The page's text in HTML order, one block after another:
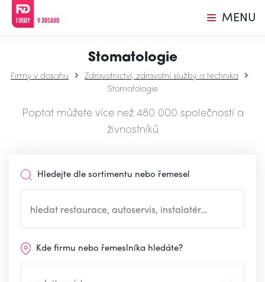
MENU
Stomatologie
Firmy v dosahu
Zdravotnictví, zdravotní služby a technika
Stomatologie
Poptat můžete více než 480 000 společností a
živnostníků
Hledejte dle sortimentu nebo řemesel
Kde firmu nebo řemeslníka hledáte?